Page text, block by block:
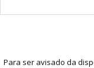
Para ser avisado da